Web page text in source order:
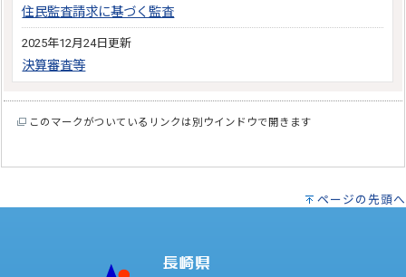
住民監査請求に基づく監査
2025年12月24日更新
決算審査等
このマークがついているリンクは別ウインドウで開きます
ページの先頭へ